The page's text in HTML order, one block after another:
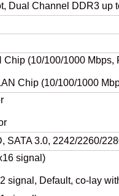
Dual Channel DDR3 up
Chip (10/100/1000 Mbps,
Chip (10/100/1000
SATA 3.0, 2242/2260/
signal)
signal, Default, co-lay